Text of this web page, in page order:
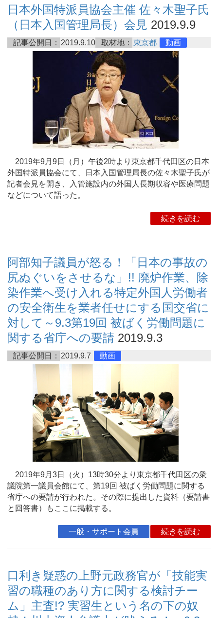
日本外国特派員協会主催 佐々木聖子氏
（日本入国管理局長）会見 2019.9.9
記事公開日： 2019.9.10 取材地： 東京都 動画
2019年9月9日（月）午後2時より東京都千代田区の日本
外国特派員協会にて、日本入国管理局長の佐々木聖子氏が
記者会見を開き、入管施設内の外国人長期収容や医療問題
などについて語った。
続きを読む
阿部知子議員が怒る！「日本の事故の
尻ぬぐいをさせるな」!! 廃炉作業、除
染作業へ受け入れる特定外国人労働者
の安全衛生を業者任せにする国交省に
対して～9.3第19回 被ばく労働問題に
関する省庁への要請 2019.9.3
記事公開日： 2019.9.7 動画
2019年9月3日（火）13時30分より東京都千代田区の衆
議院第一議員会館にて、第19回 被ばく労働問題に関する
省庁への要請が行われた。その際に提出した資料（要請書
と回答書）もここに掲載する。
一般・サポート会員 続きを読む
口利き疑惑の上野元政務官が「技能実
習の職種のあり方に関する検討チー
ム」主査!? 実習生という名の下の奴